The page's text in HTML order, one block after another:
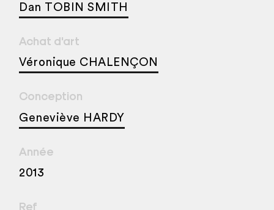
Dan TOBIN SMITH
Achat d'art
Véronique CHALENÇON
Conception
Geneviève HARDY
Année
2013
Ref